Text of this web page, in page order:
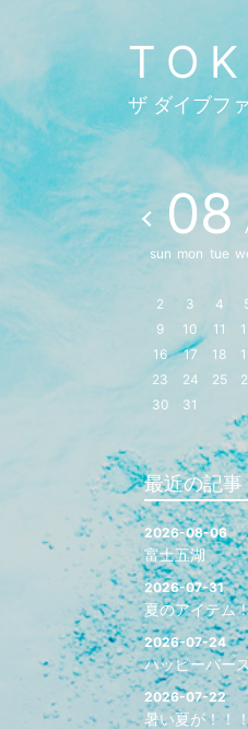
ザ ダイブフ
08
sun mon tue
2
3 4
9
10 11
16
17 18
23
24 25
30
31
最近の記事
2026-08-06
富士五湖
2026-07-31
夏のアイテム
2026-07-24
ハッピーバー
2026-07-22
暑い夏が！！！